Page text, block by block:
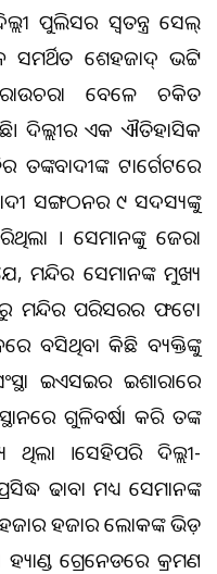
ପୁଲିସର ସ୍ବତନ୍ତ୍ର ସେଲ୍‌
ସମର୍ଥିତ ଶେହଜାଦ୍‌ ଭଟ୍ଟି
ବେଳେ ଚକିତ
ଦିଲ୍ଲୀର ଏକ ଐତିହାସିକ
ଟାର୍ଗେଟରେ
ସଙ୍ଗଠନର ୯ ସଦସ୍ୟଙ୍କୁ
। ସେମାନଙ୍କୁ ଜେରା
ମନ୍ଦିର ସେମାନଙ୍କ ମୁଖ୍ୟ
ମନ୍ଦିର ପରିସରର ଫଟୋ
ବସିଥିବା କିଛି ବ୍ୟକ୍ତିଙ୍କୁ
ଆଇଏସଆଇର ଇଶାରାରେ
ଗୁଳିବର୍ଷା କରି ଆତଙ୍କ
ଥିଲା ।ସେହିପରି ଦିଲ୍ଲୀ-
ଢାବା ମଧ୍ୟ ସେମାନଙ୍କ
ହଜାର ହଜାର ଲୋକଙ୍କ ଭିଡ଼
ଗ୍ରେନେଡରେ ଆକ୍ରମଣ